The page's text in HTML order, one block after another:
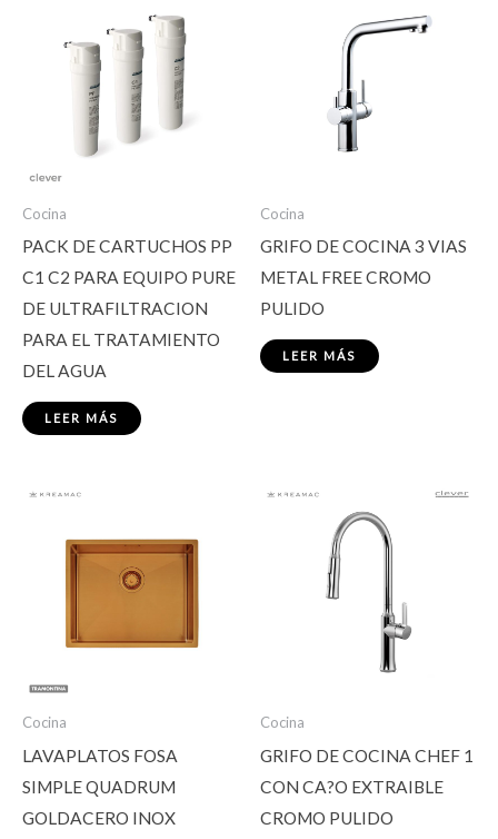
Cocina
PACK DE CARTUCHOS PP
C1 C2 PARA EQUIPO PURE
DE ULTRAFILTRACION
PARA EL TRATAMIENTO
DEL AGUA
LEER MÁS
Cocina
GRIFO DE COCINA 3 VIAS
METAL FREE CROMO
PULIDO
LEER MÁS
Cocina
LAVAPLATOS FOSA
SIMPLE QUADRUM
GOLDACERO INOX
Cocina
GRIFO DE COCINA CHEF 1
CON CA?O EXTRAIBLE
CROMO PULIDO